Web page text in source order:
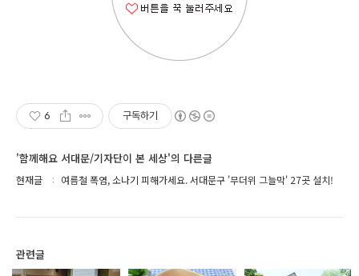
6 구독하기
'함께해요 서대문/기자단이 본 세상'의 다른글
현재글 여름철 폭염, 소나기 피해가세요. 서대문구 '무더위 그늘막' 27곳 설치!
관련글